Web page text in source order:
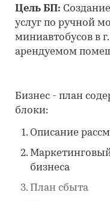
Цель БП:
услуг по ручной
миниавтобусов в
арендуемом
Бизнес - план
блоки:
Описание
бизнеса
План сбыта